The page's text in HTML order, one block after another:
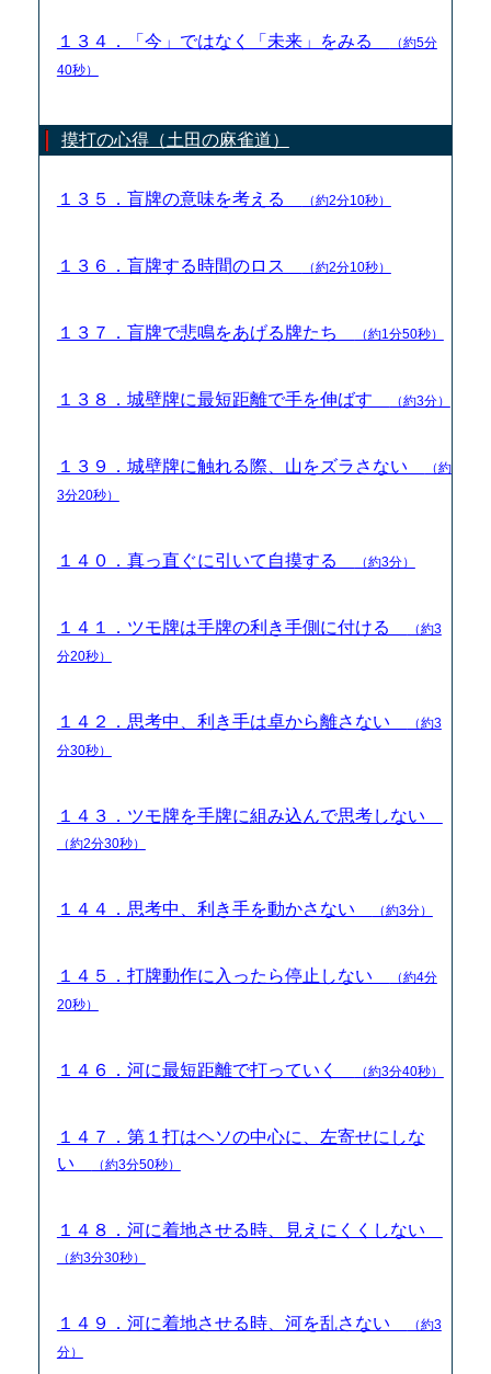
１３４．「今」ではなく「未来」をみる
（約5分
40秒）
摸打の心得（土田の麻雀道）
１３５．盲牌の意味を考える （約2分10秒）
１３６．盲牌する時間のロス （約2分10秒）
１３７．盲牌で悲鳴をあげる牌たち （約1分50秒）
１３８．城壁牌に最短距離で手を伸ばす （約3分）
１３９．城壁牌に触れる際、山をズラさない
（約
3分20秒）
１４０．真っ直ぐに引いて自摸する （約3分）
１４１．ツモ牌は手牌の利き手側に付ける
（約3
分20秒）
１４２．思考中、利き手は卓から離さない
（約3
分30秒）
１４３．ツモ牌を手牌に組み込んで思考しない
（約2分30秒）
１４４．思考中、利き手を動かさない （約3分）
１４５．打牌動作に入ったら停止しない
（約4分
20秒）
１４６．河に最短距離で打っていく （約3分40秒）
１４７．第１打はヘソの中心に、左寄せにしな
い
（約3分50秒）
１４８．河に着地させる時、見えにくくしない
（約3分30秒）
１４９．河に着地させる時、河を乱さない
（約3
分）